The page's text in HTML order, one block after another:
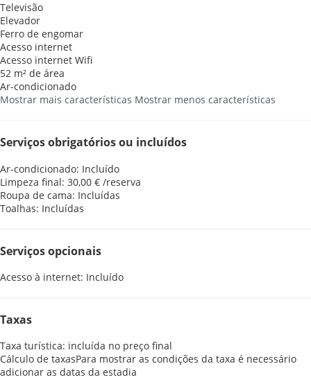
Televisão
Elevador
Ferro de engomar
Acesso internet
Acesso internet Wifi
52 m² de área
Ar-condicionado
Mostrar mais características Mostrar menos características
Serviços obrigatórios ou incluídos
Ar-condicionado: Incluído
Limpeza final: 30,00 € /reserva
Roupa de cama: Incluídas
Toalhas: Incluídas
Serviços opcionais
Acesso à internet: Incluído
Taxas
Taxa turística: incluída no preço final
Cálculo de taxasPara mostrar as condições da taxa é necessário
adicionar as datas da estadia